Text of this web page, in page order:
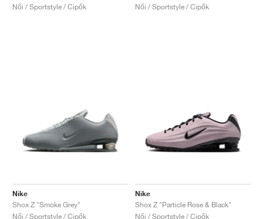
Női / Sportstyle / Cipők
Női / Sportstyle / Cipők
Nike
Shox Z "Smoke Grey"
Női / Sportstyle / Cipők
Nike
Shox Z "Particle Rose & Black"
Női / Sportstyle / Cipők